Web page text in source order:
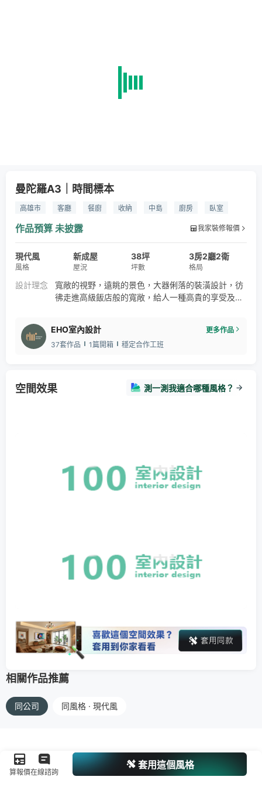
曼陀羅A3｜時間標本
高雄市 客廳 餐廚 收納 中島 廚房
臥室
古典風
現代風 玻璃
鐵件
作品預算 未披露 我家裝修報價
現代風
風格
新成屋
屋況
38坪
坪數
3房2廳2衛
格局
設計理念
寬敞的視野，遠眺的景色，大器俐落的裝潢設計，彷
彿走進高級飯店般的寬敞，給人一種高貴的享受及待
EHO室內設計
更多作品
37套作品
1篇開箱 穩定合作工班
空間效果 測一測我適合哪種風格？
相關作品推薦
同公司 同風格 · 現代風
算報價在線諮詢
套用這個風格